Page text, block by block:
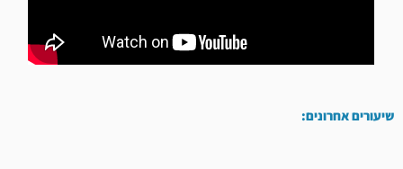
שיעורים אחרונים: